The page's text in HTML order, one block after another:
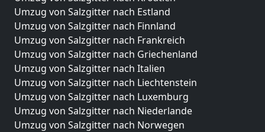
Umzug von Salzgitter nach Estland
Umzug von Salzgitter nach Finnland
Umzug von Salzgitter nach Frankreich
Umzug von Salzgitter nach Griechenland
Umzug von Salzgitter nach Italien
Umzug von Salzgitter nach Liechtenstein
Umzug von Salzgitter nach Luxemburg
Umzug von Salzgitter nach Niederlande
Umzug von Salzgitter nach Norwegen